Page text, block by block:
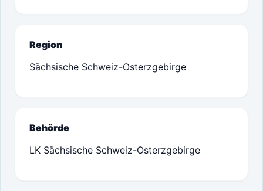
Region
Sächsische Schweiz-Osterzgebirge
Behörde
LK Sächsische Schweiz-Osterzgebirge